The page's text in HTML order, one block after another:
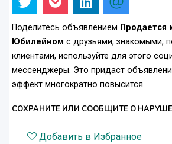
Поделитесь объявлением Продается
Юбилейном с друзьями, знакомыми,
клиентами, используйте для этого
мессенджеры. Это придаст
эффект многократно повысится.
СОХРАНИТЕ ИЛИ СООБЩИТЕ О
Добавить в Избранное